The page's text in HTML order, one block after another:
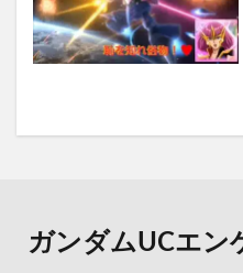
ガンダムUCエン